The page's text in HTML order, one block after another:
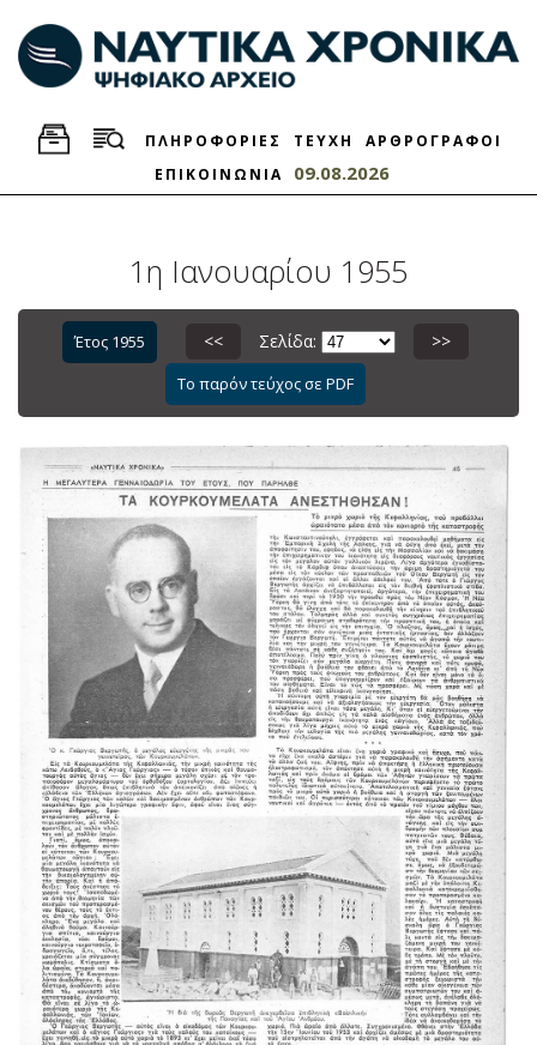
ΠΛΗΡΟΦΟΡΙΕΣ ΤΕΥΧΗ
ΑΡΘΡΟΓΡΑΦΟΙ
ΕΠΙΚΟΙΝΩΝΙΑ
09.08.2026
1η Ιανουαρίου 1955
Έτος 1955 << Σελίδα: >>
Το παρόν τεύχος σε PDF